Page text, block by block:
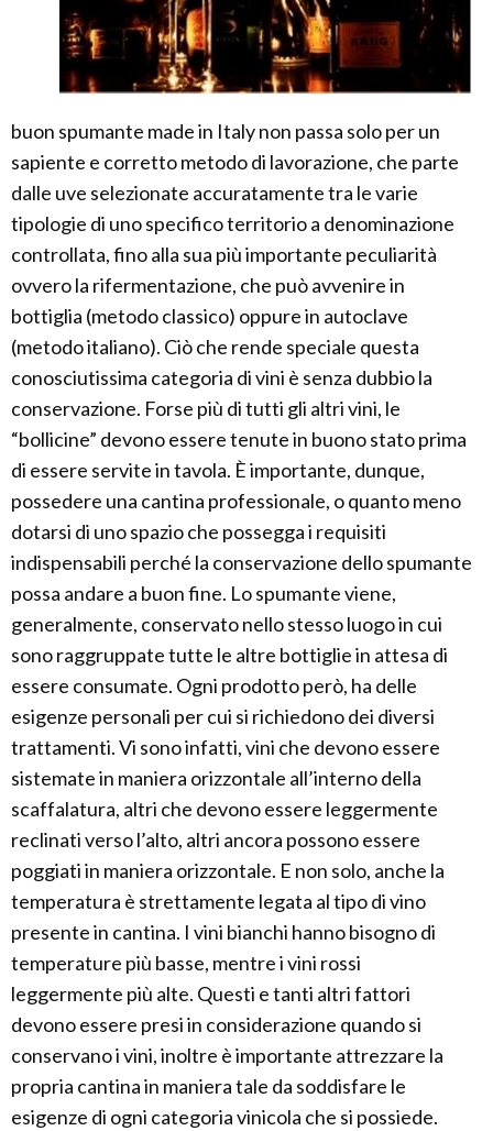
buon spumante made in Italy non passa solo per un
sapiente e corretto metodo di lavorazione, che parte
dalle uve selezionate accuratamente tra le varie
tipologie di uno specifico territorio a denominazione
controllata, fino alla sua più importante peculiarità
ovvero la rifermentazione, che può avvenire in
bottiglia (metodo classico) oppure in autoclave
(metodo italiano). Ciò che rende speciale questa
conosciutissima categoria di vini è senza dubbio la
conservazione. Forse più di tutti gli altri vini, le
“bollicine” devono essere tenute in buono stato prima
di essere servite in tavola. È importante, dunque,
possedere una cantina professionale, o quanto meno
dotarsi di uno spazio che possegga i requisiti
indispensabili perché la conservazione dello spumante
possa andare a buon fine. Lo spumante viene,
generalmente, conservato nello stesso luogo in cui
sono raggruppate tutte le altre bottiglie in attesa di
essere consumate. Ogni prodotto però, ha delle
esigenze personali per cui si richiedono dei diversi
trattamenti. Vi sono infatti, vini che devono essere
sistemate in maniera orizzontale all’interno della
scaffalatura, altri che devono essere leggermente
reclinati verso l’alto, altri ancora possono essere
poggiati in maniera orizzontale. E non solo, anche la
temperatura è strettamente legata al tipo di vino
presente in cantina. I vini bianchi hanno bisogno di
temperature più basse, mentre i vini rossi
leggermente più alte. Questi e tanti altri fattori
devono essere presi in considerazione quando si
conservano i vini, inoltre è importante attrezzare la
propria cantina in maniera tale da soddisfare le
esigenze di ogni categoria vinicola che si possiede.